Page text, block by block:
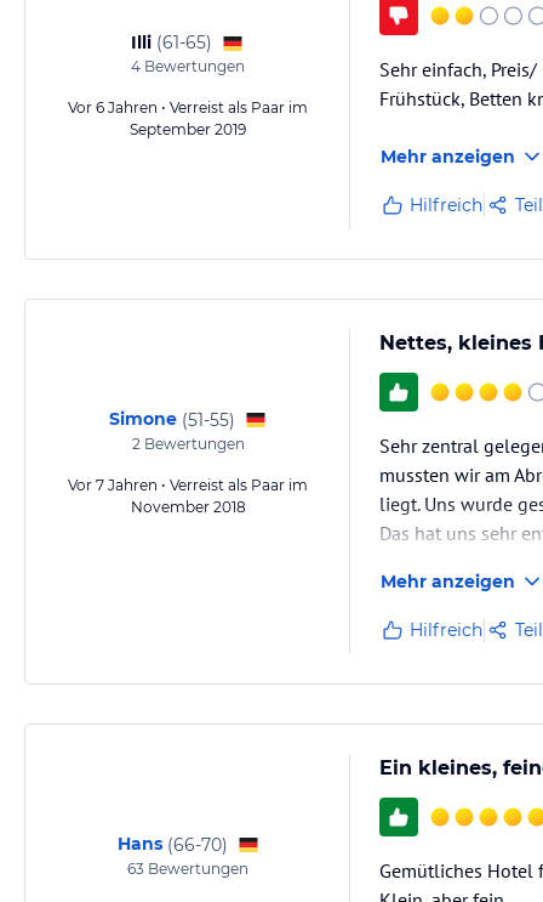
Illi (61-65)
4 Bewertungen
Vor 6 Jahren • Verreist als Paar im
September 2019
Sehr einfach,
Frühstück, Betten
Mehr anzeigen
Hilfreich
Simone (51-55)
2Bewertungen
Vor 7 Jahren • Verreist als Paar im
November 2018
Nettes, kleines
Sehr zentral
mussten wir am
liegt. Uns wurde
Das hat uns sehr
Mehr anzeigen
Hilfreich
Hans (66-70)
63 Bewertungen
Ein kleines,
Gemütliches Hotel